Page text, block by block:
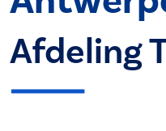
Afdeling